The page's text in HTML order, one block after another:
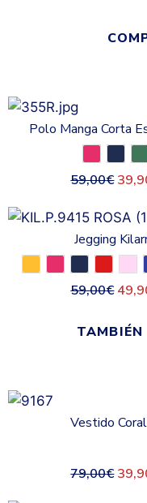
Polo Manga Corta
59,00€
Jegging
59,00€
TAMBIÉN
Vestido
79,00€